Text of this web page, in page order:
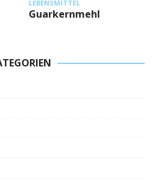
LEBENSMITTEL
Guarkernmehl